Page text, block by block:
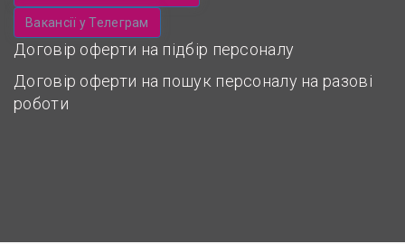
Вакансії у Телеграм
Договір оферти на підбір персоналу
Договір оферти на пошук персоналу на разові
роботи